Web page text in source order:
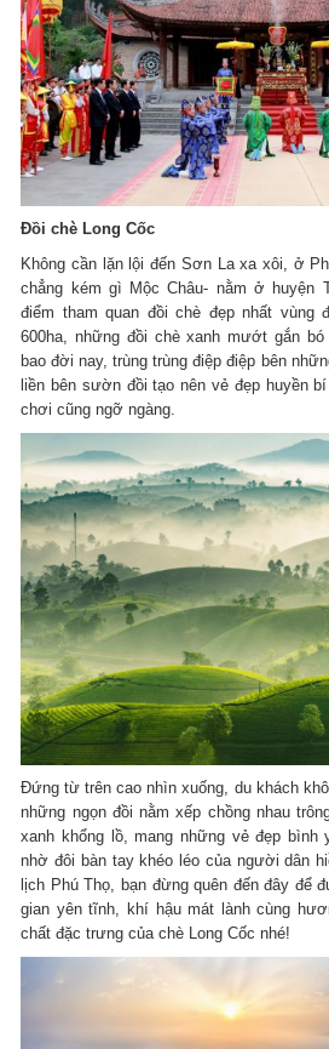
Đồi chè Long Cốc
Không cần lặn lội đến Sơn La xa xôi, ở
chẳng kém gì Mộc Châu- nằm ở huyện
điểm tham quan đồi chè đẹp nhất vùng
600ha, những đồi chè xanh mướt gắn
bao đời nay, trùng trùng điệp điệp bên
liền bên sườn đồi tạo nên vẻ đẹp huyền
chơi cũng ngỡ ngàng.
Đứng từ trên cao nhìn xuống, du khách
những ngọn đồi nằm xếp chồng nhau
xanh khổng lồ, mang những vẻ đẹp
nhờ đôi bàn tay khéo léo của người dân
lịch Phú Thọ, bạn đừng quên đến đây để
gian yên tĩnh, khí hậu mát lành cùng
chất đặc trưng của chè Long Cốc nhé!